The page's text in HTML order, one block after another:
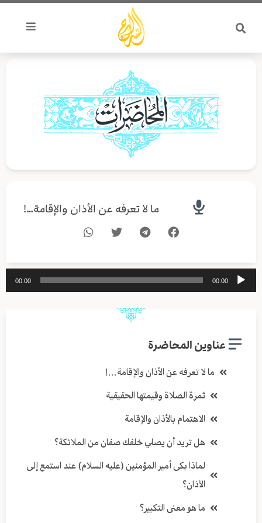
تخطي
المحتوى
ما لا تعرفه عن الأذان والإقامة…!
مشغل
الصوت
00:00
00:00
عناوين المحاضرة
ما لا تعرفه عن الأذان والإقامة…!
ثمرة الصلاة وقيمتها الحقيقية
الاهتمام بالأذان والإقامة
هل تريد أن يصلي خلفك صفان من الملائكة؟
لماذا بكى أمير المؤمنين (عليه السلام) عند استمع إلى
الأذان؟
ما هو معنى التكبير؟